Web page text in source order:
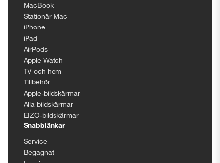
MacBook
Stationär Mac
iPhone
iPad
AirPods
Apple Watch
TV och hem
Tillbehör
Apple-bildskärmar
Alla bildskärmar
EIZO-bildskärmar
Snabblänkar
Service
Begagnat